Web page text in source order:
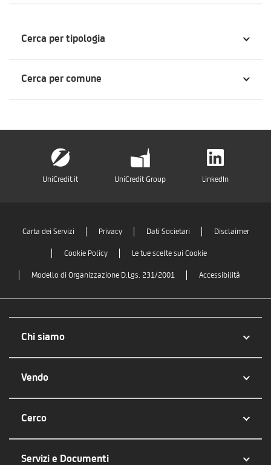
Cerca per tipologia
Cerca per comune
UniCredit.it UniCredit Group LinkedIn
Carta dei Servizi Privacy Dati Societari Disclaimer
Cookie Policy Le tue scelte sui Cookie
Modello di Organizzazione D.Lgs. 231/2001 Accessibilità
Chi siamo
Vendo
Cerco
Servizi e Documenti